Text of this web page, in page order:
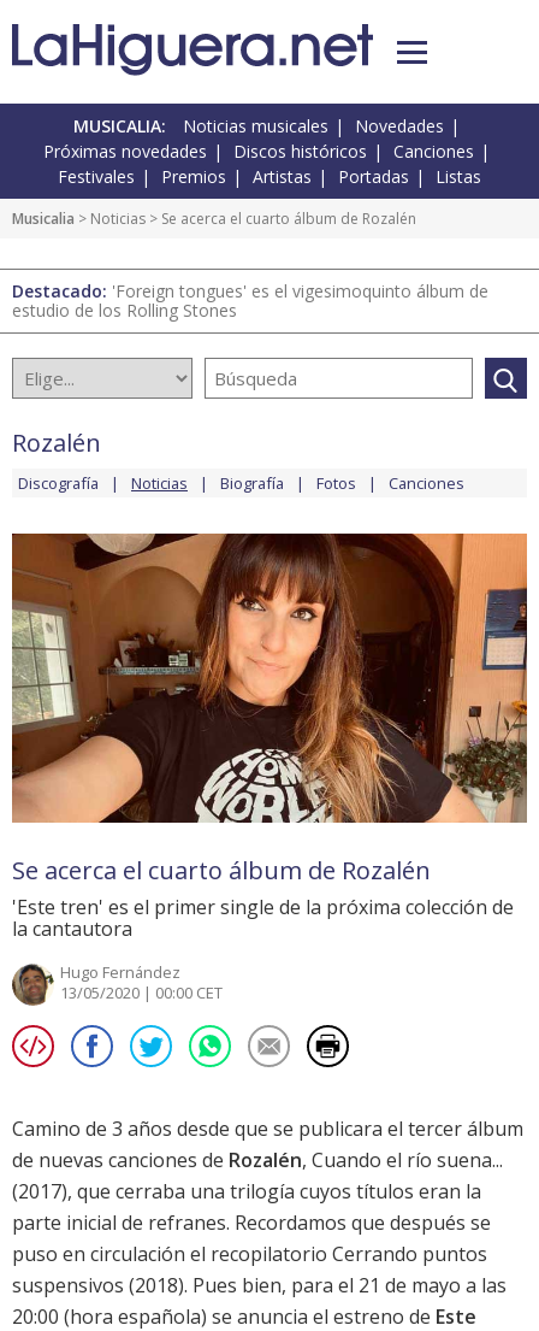
MUSICALIA: Noticias musicales
Novedades
Próximas novedades
Discos históricos
Canciones
Festivales
Premios Artistas Portadas Listas
Musicalia > Noticias > Se acerca el cuarto álbum de Rozalén
Destacado: 'Foreign tongues' es el vigesimoquinto álbum de
estudio de los Rolling Stones
Rozalén
Discografía Noticias Biografía Fotos Canciones
Se acerca el cuarto álbum de Rozalén
'Este tren' es el primer single de la próxima colección de
la cantautora
Hugo Fernández
13/05/2020 | 00:00 CET
Camino de 3 años desde que se publicara el tercer álbum
de nuevas canciones de Rozalén, Cuando el río suena...
(2017), que cerraba una trilogía cuyos títulos eran la
parte inicial de refranes. Recordamos que después se
puso en circulación el recopilatorio Cerrando puntos
suspensivos (2018). Pues bien, para el 21 de mayo a las
20:00 (hora española) se anuncia el estreno de Este